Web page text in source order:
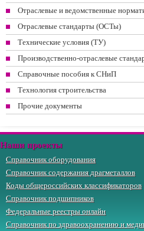
Отраслевые и ведомственные
Отраслевые стандарты (ОСТы)
Технические условия (ТУ)
Производственно-отраслевые
Справочные пособия к СНиП
Технология строительства
Прочие документы
Наши проекты
Справочник оборудования
Справочник содержания драгметаллов
Коды общероссийских классификаторов
Справочник подшипников
Федеральные реестры онлайн
Справочник по здравоохранению и